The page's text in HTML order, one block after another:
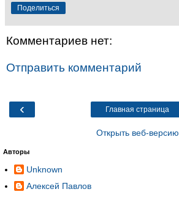
Поделиться
Комментариев нет:
Отправить комментарий
‹ Главная страница
Открыть веб-версию
Авторы
Unknown
Алексей Павлов